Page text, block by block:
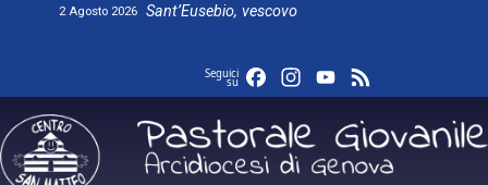
2 Agosto 2026 Sant’Eusebio, vescovo
Seguici
su FacebookInstagram
YouTube